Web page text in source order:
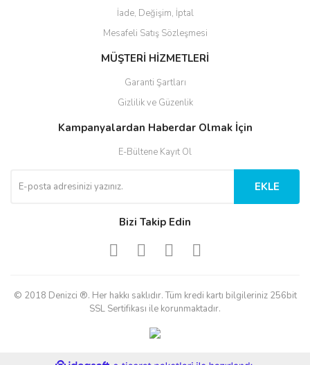
İade, Değişim, İptal
Mesafeli Satış Sözleşmesi
MÜŞTERİ HİZMETLERİ
Garanti Şartları
Gizlilik ve Güzenlik
Kampanyalardan Haberdar Olmak İçin
E-Bültene Kayıt Ol
EKLE
Bizi Takip Edin
© 2018 Denizci ®. Her hakkı saklıdır. Tüm kredi kartı bilgileriniz 256bit
SSL Sertifikası ile korunmaktadır.